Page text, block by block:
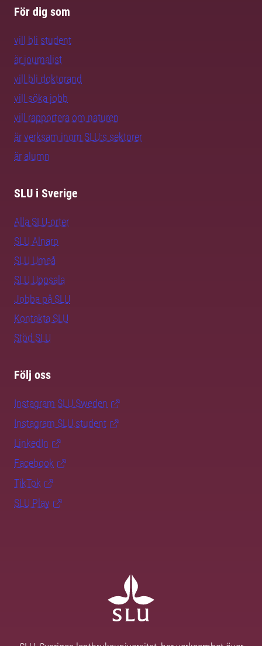
För dig som
vill bli student
är journalist
vill bli doktorand
vill söka jobb
vill rapportera om naturen
är verksam inom SLU:s sektorer
är alumn
SLU i Sverige
Alla SLU-orter
SLU Alnarp
SLU Umeå
SLU Uppsala
Jobba på SLU
Kontakta SLU
Stöd SLU
Följ oss
Instagram SLU.Sweden
Instagram SLU.student
LinkedIn
Facebook
TikTok
SLU Play